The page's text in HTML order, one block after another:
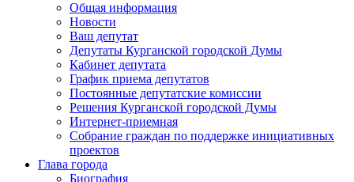
Общая информация
Новости
Ваш депутат
Депутаты Курганской городской Думы
Кабинет депутата
График приема депутатов
Постоянные депутатские комиссии
Решения Курганской городской Думы
Интернет-приемная
Собрание граждан по поддержке инициативных
проектов
Глава города
Биография